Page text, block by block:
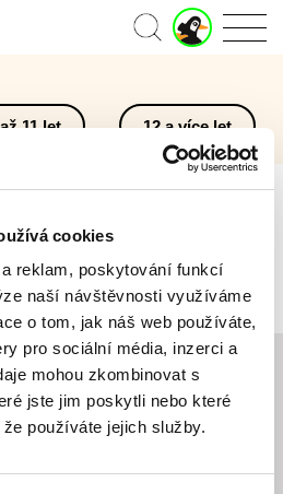
cookies
reklam, poskytování funkcí
naší návštěvnosti využíváme
o tom, jak náš web používáte,
pro sociální média, inzerci a
mohou zkombinovat s
jste jim poskytli nebo které
používáte jejich služby.
J
u
o
r
ú
č
e
11 let 12 a více let
katalogu nalezen žádný film.
informováni o novinkách v
programu?